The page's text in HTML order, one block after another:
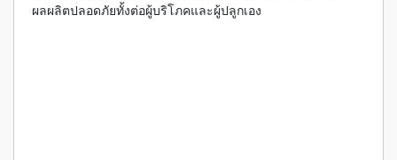
ผลผลิตปลอดภัยทั้งต่อผู้บริโภคและผู้ปลูกเอง